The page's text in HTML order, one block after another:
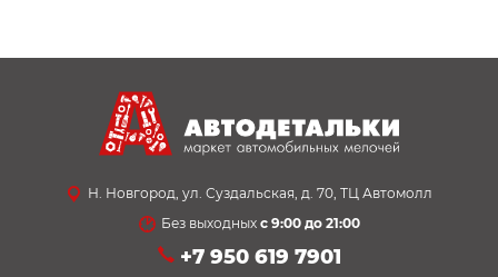
Н. Новгород, ул. Суздальская, д. 70, ТЦ Автомолл
Без выходных с 9:00 до 21:00
+7 950 619 7901